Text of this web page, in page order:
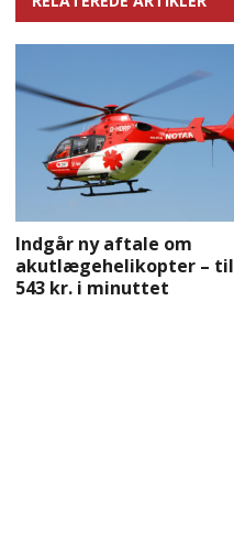
Indgår ny aftale om
akutlægehelikopter – til
543 kr. i minuttet